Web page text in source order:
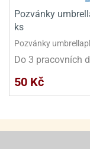
Pozvánky
ks
Pozvánky
Do 3 pracovních
50 Kč